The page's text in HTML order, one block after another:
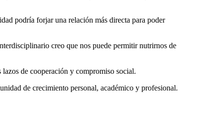
podría forjar una relación más directa para poder
creo que nos puede permitir nutrirnos de
de cooperación y compromiso social.
de crecimiento personal, académico y profesional.